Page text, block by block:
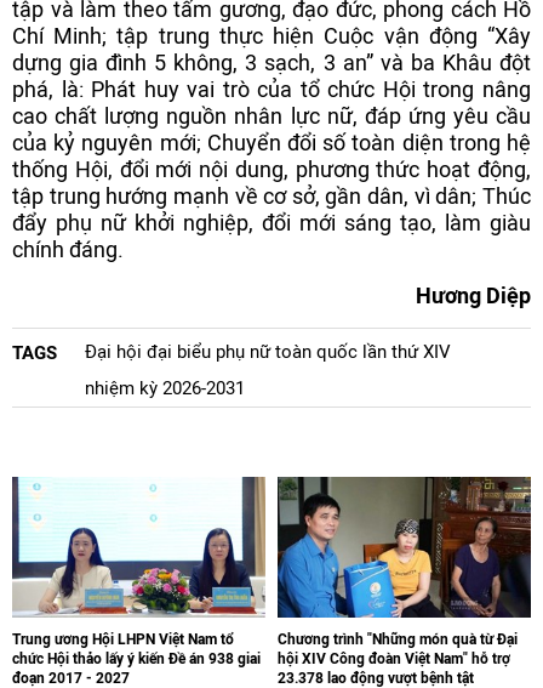
tập và làm theo tấm gương, đạo đức, phong cách Hồ
Chí Minh; tập trung thực hiện Cuộc vận động “Xây
dựng gia đình 5 không, 3 sạch, 3 an” và ba Khâu đột
phá, là: Phát huy vai trò của tổ chức Hội trong nâng
cao chất lượng nguồn nhân lực nữ, đáp ứng yêu cầu
của kỷ nguyên mới; Chuyển đổi số toàn diện trong hệ
thống Hội, đổi mới nội dung, phương thức hoạt động,
tập trung hướng mạnh về cơ sở, gần dân, vì dân; Thúc
đẩy phụ nữ khởi nghiệp, đổi mới sáng tạo, làm giàu
chính đáng.
Hương Diệp
TAGS
Đại hội đại biểu phụ nữ toàn quốc lần thứ XIV
nhiệm kỳ 2026-2031
Trung ương Hội LHPN Việt Nam tổ
chức Hội thảo lấy ý kiến Đề án 938 giai
đoạn 2017 - 2027
Chương trình "Những món quà từ Đại
hội XIV Công đoàn Việt Nam" hỗ trợ
23.378 lao động vượt bệnh tật